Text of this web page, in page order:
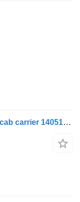
Barra estabilizadora Scania Scania cab carrier 1405159 para camião tractor Scania P230